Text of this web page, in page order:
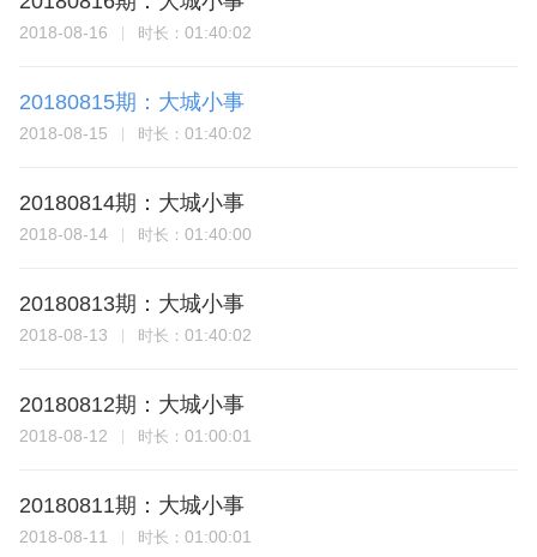
2018-08-16 时长： 01:40:02
20180815期：大城小事
2018-08-15 时长： 01:40:02
20180814期：大城小事
2018-08-14 时长： 01:40:00
20180813期：大城小事
2018-08-13 时长： 01:40:02
20180812期：大城小事
2018-08-12 时长： 01:00:01
20180811期：大城小事
2018-08-11 时长： 01:00:01